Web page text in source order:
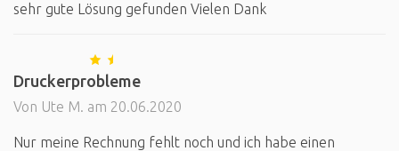
sehr gute Lösung gefunden Vielen Dank
Druckerprobleme
Von Ute M. am 20.06.2020
Nur meine Rechnung fehlt noch und ich habe einen